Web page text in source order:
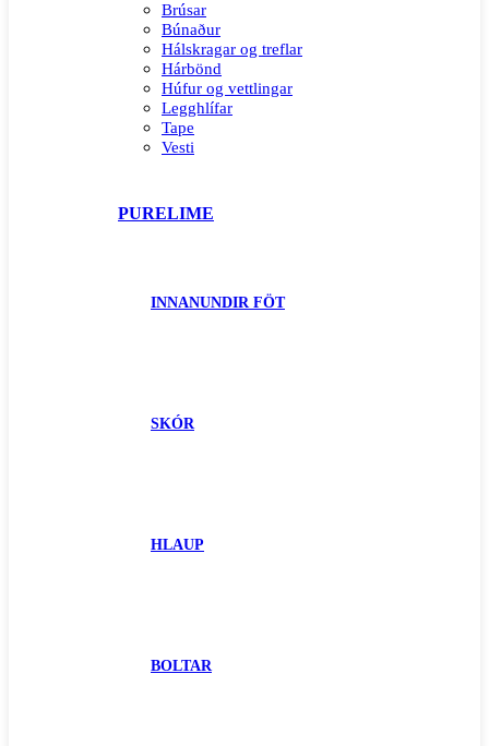
Brúsar
Búnaður
Hálskragar og treflar
Hárbönd
Húfur og vettlingar
Legghlífar
Tape
Vesti
PURELIME
INNANUNDIR FÖT
SKÓR
HLAUP
BOLTAR